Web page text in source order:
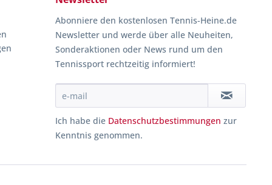
Abonniere den kostenlosen Tennis-Heine.de
Newsletter und werde über alle Neuheiten,
Sonderaktionen oder News rund um den
Tennissport rechtzeitig informiert!
Ich habe die Datenschutzbestimmungen zur
Kenntnis genommen.